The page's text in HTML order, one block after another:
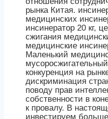
рынка Китая.
медицинских
инсинератор 20 кг,
сжигания
медицинские
Маленький
конкуренция на
дискриминация
поводу прав
собственности в
к провалу. В
инвестируем